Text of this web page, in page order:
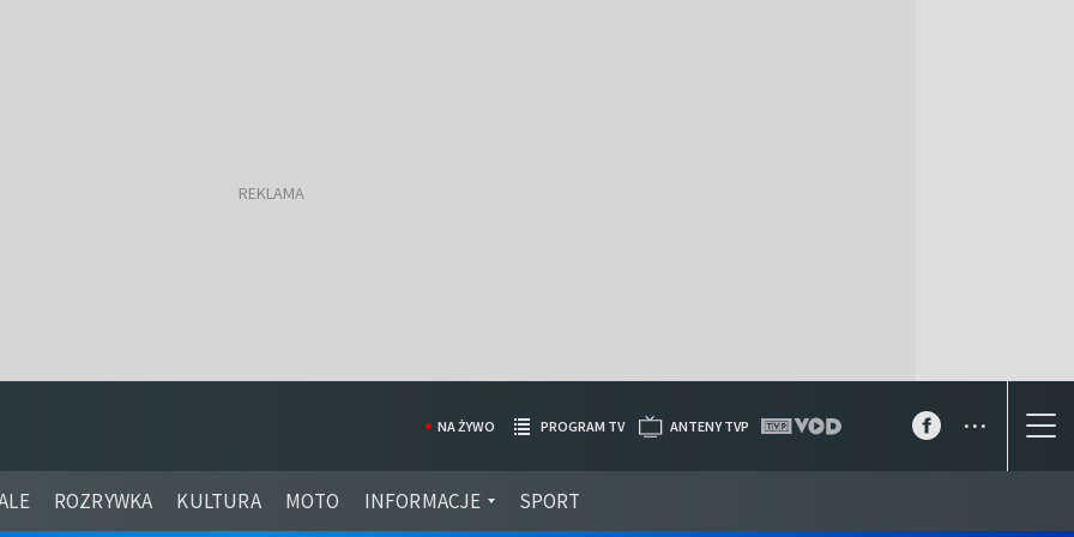
ROZRYWKA KULTURA MOTO INFORMACJE SPORT
NA ŻYWO PROGRAM TV ANTENY TVP ...